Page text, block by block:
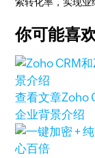
你可能喜
查看文章Zoho
企业背景介绍